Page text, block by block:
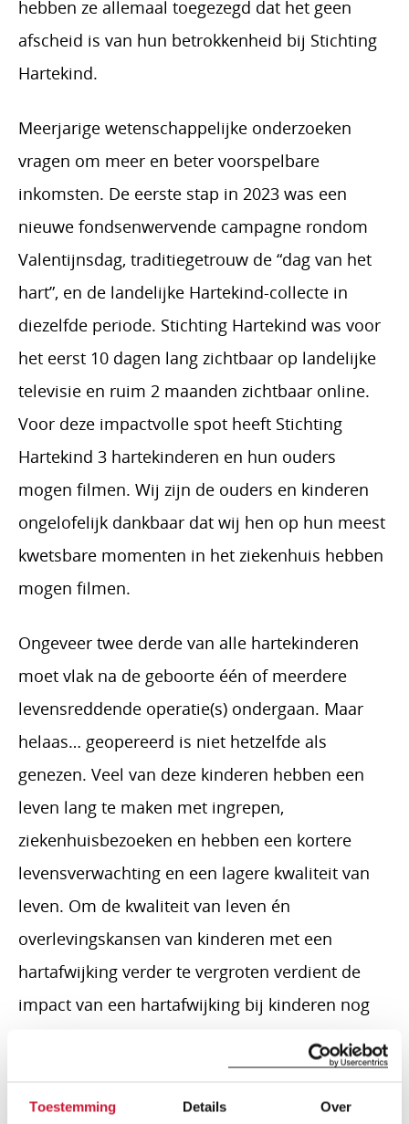
Toestemming Details Over
hebben ze allemaal toegezegd dat het geen
afscheid is van hun betrokkenheid bij Stichting
Hartekind.
Meerjarige wetenschappelijke onderzoeken
vragen om meer en beter voorspelbare
inkomsten. De eerste stap in 2023 was een
nieuwe fondsenwervende campagne rondom
Valentijnsdag, traditiegetrouw de “dag van het
hart”, en de landelijke Hartekind-collecte in
diezelfde periode. Stichting Hartekind was voor
het eerst 10 dagen lang zichtbaar op landelijke
televisie en ruim 2 maanden zichtbaar online.
Voor deze impactvolle spot heeft Stichting
Hartekind 3 hartekinderen en hun ouders
mogen filmen. Wij zijn de ouders en kinderen
ongelofelijk dankbaar dat wij hen op hun meest
kwetsbare momenten in het ziekenhuis hebben
mogen filmen.
Ongeveer twee derde van alle hartekinderen
moet vlak na de geboorte één of meerdere
levensreddende operatie(s) ondergaan. Maar
helaas… geopereerd is niet hetzelfde als
genezen. Veel van deze kinderen hebben een
leven lang te maken met ingrepen,
ziekenhuisbezoeken en hebben een kortere
levensverwachting en een lagere kwaliteit van
leven. Om de kwaliteit van leven én
overlevingskansen van kinderen met een
hartafwijking verder te vergroten verdient de
impact van een hartafwijking bij kinderen nog
veel meer bekendheid en een veel bredere
maatschappelijke steun. Precies daarom zetten
wij met alle betrokkenen in 2024 er de